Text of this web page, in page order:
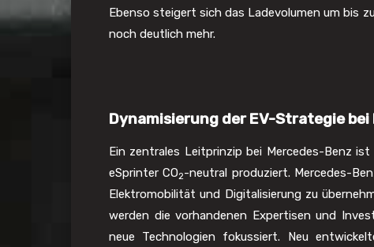
Ebenso steigert sich das Ladevolumen um bis
noch deutlich mehr.
Dynamisierung der EV-Strategie bei
Ein zentrales Leitprinzip bei Mercedes-Benz
eSprinter CO2-neutral produziert. Mercedes-
Elektromobilität und Digitalisierung zu
werden die vorhandenen Expertisen und
neue Technologien fokussiert. Neu